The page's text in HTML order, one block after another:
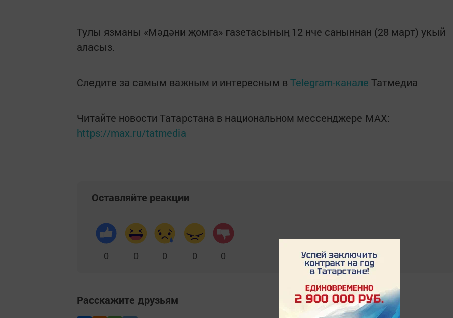
Тулы язманы «Мәдәни җомга» газетасының 12 нче саныннан (28 март) укый
аласыз.
Следите за самым важным и интересным в Telegram-канале Татмедиа
Читайте новости Татарстана в национальном мессенджере MАХ:
https://max.ru/tatmedia
Оставляйте реакции
0 0 0 0 0
Расскажите друзьям